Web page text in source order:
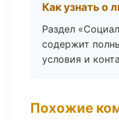
Как узнать о
Раздел
содержит
условия и
Похожие